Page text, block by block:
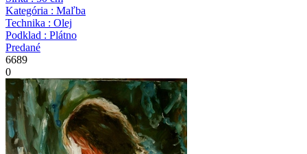
Kategória : Maľba
Technika : Olej
Podklad : Plátno
Predané
6689
0